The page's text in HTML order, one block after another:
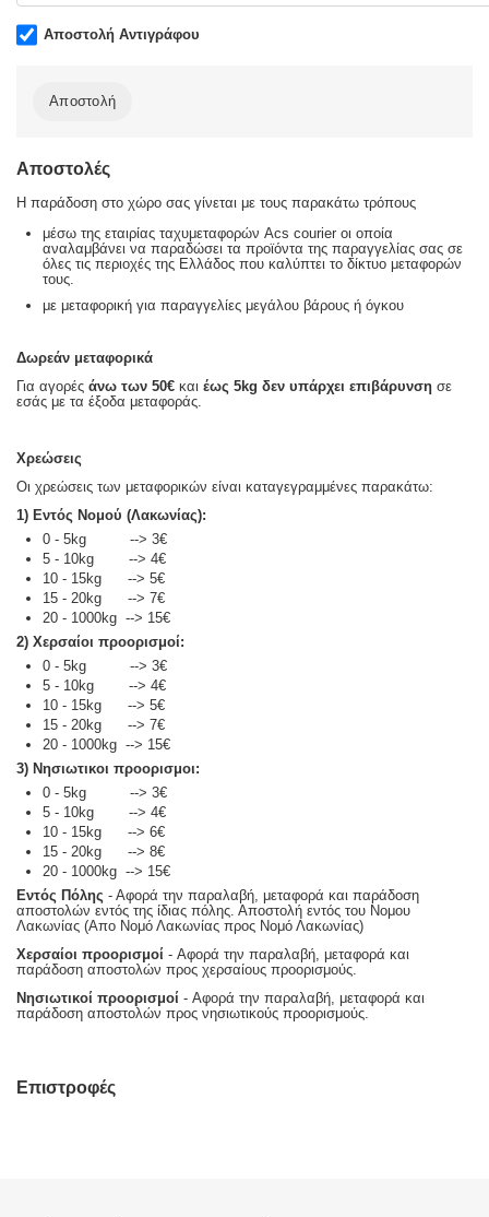
Αποστολή Αντιγράφου
Αποστολή
Αποστολές
Η παράδοση στο χώρο σας γίνεται με τους παρακάτω τρόπους
μέσω της εταιρίας ταχυμεταφορών Acs courier οι οποία
αναλαμβάνει να παραδώσει τα προϊόντα της παραγγελίας σας σε
όλες τις περιοχές της Ελλάδος που καλύπτει το δίκτυο μεταφορών
τους.
με μεταφορική για παραγγελίες μεγάλου βάρους ή όγκου
Δωρεάν μεταφορικά
Για αγορέςάνω των 50€ καιέως 5kg δεν υπάρχει επιβάρυνση σε
εσάς με τα έξοδα μεταφοράς.
Χρεώσεις
Οι χρεώσεις των μεταφορικών είναι καταγεγραμμένες παρακάτω:
1) Εντός Νομού (Λακωνίας):
0 - 5kg --> 3€
5 - 10kg --> 4€
10 - 15kg --> 5€
15 - 20kg --> 7€
20 - 1000kg --> 15€
2) Χερσαίοι προορισμοί:
0 - 5kg --> 3€
5 - 10kg --> 4€
10 - 15kg --> 5€
15 - 20kg --> 7€
20 - 1000kg --> 15€
3) Νησιωτικοι προορισμοι:
0 - 5kg --> 3€
5 - 10kg --> 4€
10 - 15kg --> 6€
15 - 20kg --> 8€
20 - 1000kg --> 15€
Εντός Πόλης - Αφορά την παραλαβή, μεταφορά και παράδοση
αποστολών εντός της ίδιας πόλης. Αποστολή εντός του Νομου
Λακωνίας (Απο Νομό Λακωνίας προς Νομό Λακωνίας)
Χερσαίοι προορισμοί - Αφορά την παραλαβή, μεταφορά και
παράδοση αποστολών προς χερσαίους προορισμούς.
Νησιωτικοί προορισμοί - Αφορά την παραλαβή, μεταφορά και
παράδοση αποστολών προς νησιωτικούς προορισμούς.
Επιστροφές